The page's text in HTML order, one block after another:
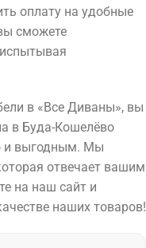
оплату на удобные
сможете
в «Все Диваны», вы
в Буда-Кошелёво
и выгодным. Мы
отвечает вашим
на наш сайт и
наших товаров!